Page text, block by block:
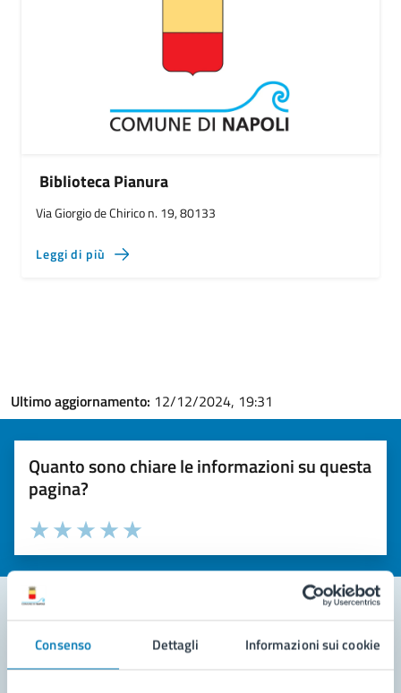
Consenso Dettagli Informazioni sui cookie
Biblioteca Pianura
Via Giorgio de Chirico n. 19, 80133
Leggi di più
Ultimo aggiornamento: 12/12/2024, 19:31
Quanto sono chiare le informazioni su questa
pagina?
Valuta la chiarezza delle informazioni (da 1 a 5 stelle)
Seleziona il numero di stelle per valutare la chiarezza delle
Valuta 5 stelle su 5
Valuta 4 stelle su 5
Valuta 3 stelle su 5
Valuta 2 stelle su 5
Valuta 1 stelle su 5
Contatta il comune